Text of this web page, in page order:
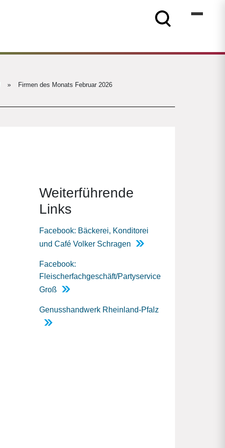
»
Firmen des Monats Februar 2026
Weiterführende
Links
Facebook: Bäckerei, Konditorei
und Café Volker Schragen
Facebook:
Fleischerfachgeschäft/Partyservice
Groß
Genusshandwerk Rheinland-Pfalz